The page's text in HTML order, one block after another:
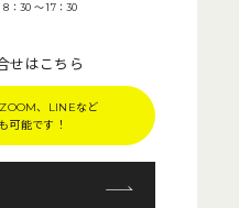
：30 〜 17：30
せはこちら
、LINEなど
可能です！